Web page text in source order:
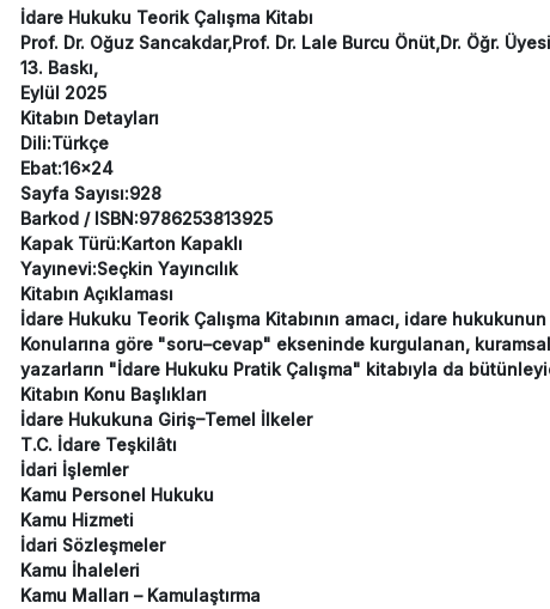
İdare Hukuku Teorik Çalışma Kitabı
Prof. Dr. Oğuz Sancakdar,Prof. Dr. Lale Burcu Önüt,Dr. Öğr.
13. Baskı,
Eylül 2025
Kitabın Detayları
Dili:Türkçe
Ebat:16x24
Sayfa Sayısı:928
Barkod / ISBN:9786253813925
Kapak Türü:Karton Kapaklı
Yayınevi:Seçkin Yayıncılık
Kitabın Açıklaması
İdare Hukuku Teorik Çalışma Kitabının amacı, idare
Konularına göre "soru–cevap" ekseninde kurgulanan,
yazarların "İdare Hukuku Pratik Çalışma" kitabıyla da
Kitabın Konu Başlıkları
İdare Hukukuna Giriş–Temel İlkeler
T.C. İdare Teşkilâtı
İdari İşlemler
Kamu Personel Hukuku
Kamu Hizmeti
İdari Sözleşmeler
Kamu İhaleleri
Kamu Malları – Kamulaştırma